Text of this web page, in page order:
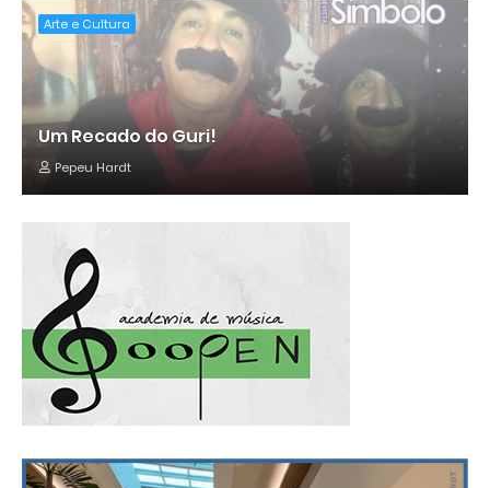
Arte e Cultura
Um Recado do Guri!
Pepeu Hardt